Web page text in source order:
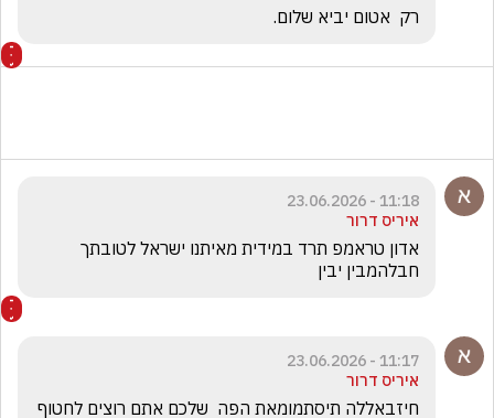
רק  אטום יביא שלום.
11:18 - 23.06.2026
איריס דרור
חבלהמבין יבין
11:17 - 23.06.2026
איריס דרור